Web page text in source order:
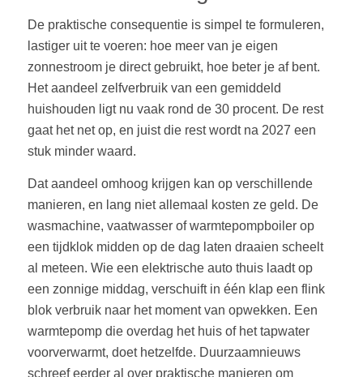
De praktische consequentie is simpel te formuleren,
lastiger uit te voeren: hoe meer van je eigen
zonnestroom je direct gebruikt, hoe beter je af bent.
Het aandeel zelfverbruik van een gemiddeld
huishouden ligt nu vaak rond de 30 procent. De rest
gaat het net op, en juist die rest wordt na 2027 een
stuk minder waard.
Dat aandeel omhoog krijgen kan op verschillende
manieren, en lang niet allemaal kosten ze geld. De
wasmachine, vaatwasser of warmtepompboiler op
een tijdklok midden op de dag laten draaien scheelt
al meteen. Wie een elektrische auto thuis laadt op
een zonnige middag, verschuift in één klap een flink
blok verbruik naar het moment van opwekken. Een
warmtepomp die overdag het huis of het tapwater
voorverwarmt, doet hetzelfde. Duurzaamnieuws
schreef eerder al over praktische manieren om